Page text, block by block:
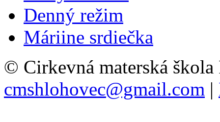
Denný režim
Máriine srdiečka
© Cirkevná materská
cmshlohovec@gmail.com |